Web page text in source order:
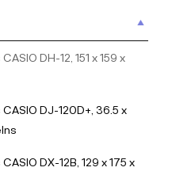
DH-12, 151 x 159 x
DJ-120D+, 36.5 x
DX-12B, 129 x 175 x